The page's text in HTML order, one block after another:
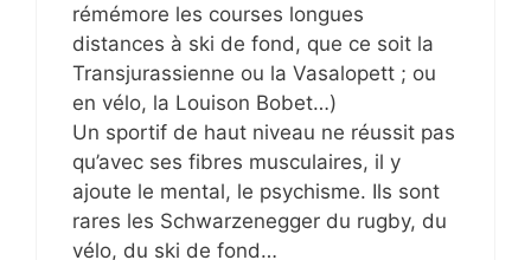
rémémore les courses longues
distances à ski de fond, que ce soit la
Transjurassienne ou la Vasalopett ; ou
en vélo, la Louison Bobet…)
Un sportif de haut niveau ne réussit pas
qu’avec ses fibres musculaires, il y
ajoute le mental, le psychisme. Ils sont
rares les Schwarzenegger du rugby, du
vélo, du ski de fond…